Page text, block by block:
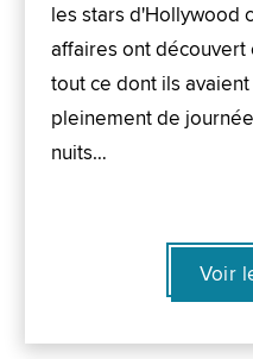
les stars d'Hollywood
affaires ont
tout ce dont ils
pleinement de
nuits…
Voir